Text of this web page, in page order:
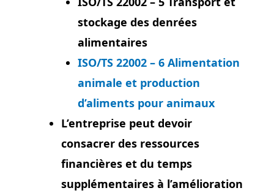
stockage des denrées
alimentaires
ISO/TS 22002 – 6 Alimentation
animale et production
d’aliments pour animaux
L’entreprise peut devoir
consacrer des ressources
financières et du temps
supplémentaires à l’amélioration